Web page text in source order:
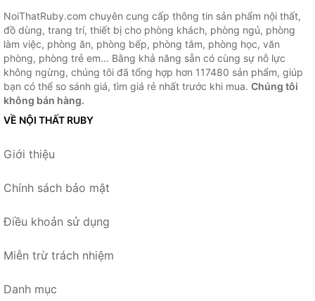
NoiThatRuby.com chuyên cung cấp thông tin sản phẩm nội thất,
đồ dùng, trang trí, thiết bị cho phòng khách, phòng ngủ, phòng
làm việc, phòng ăn, phòng bếp, phòng tắm, phòng học, văn
phòng, phòng trẻ em... Bằng khả năng sẵn có cùng sự nỗ lực
không ngừng, chúng tôi đã tổng hợp hơn 117480 sản phẩm, giúp
bạn có thể so sánh giá, tìm giá rẻ nhất trước khi mua. Chúng tôi
không bán hàng.
VỀ NỘI THẤT RUBY
Giới thiệu
Chính sách bảo mật
Điều khoản sử dụng
Miễn trừ trách nhiệm
Danh mục